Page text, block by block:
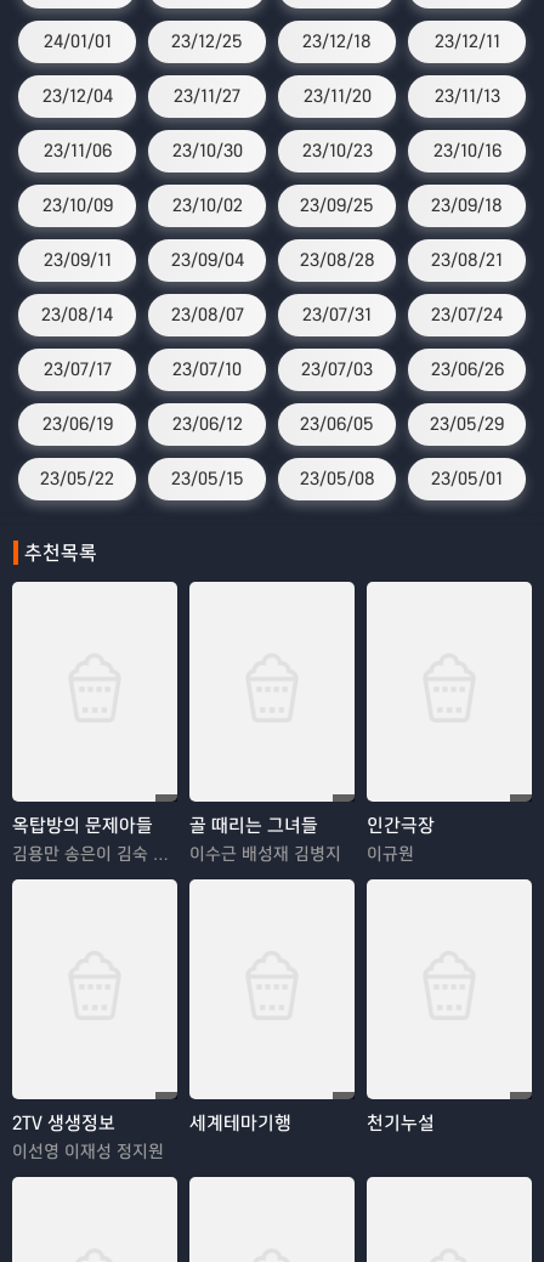
24/01/01 23/12/25 23/12/18 23/12/11
23/12/04 23/11/27 23/11/20 23/11/13
23/11/06 23/10/30 23/10/23 23/10/16
23/10/09 23/10/02 23/09/25 23/09/18
23/09/11 23/09/04 23/08/28 23/08/21
23/08/14 23/08/07 23/07/31 23/07/24
23/07/17 23/07/10 23/07/03 23/06/26
23/06/19 23/06/12 23/06/05 23/05/29
23/05/22 23/05/15 23/05/08 23/05/01
추천목록
옥탑방의 문제아들
김용만 송은이 김숙 정형돈 민경훈
골 때리는 그녀들
이수근 배성재 김병지
인간극장
이규원
2TV 생생정보
이선영 이재성 정지원
세계테마기행 천기누설